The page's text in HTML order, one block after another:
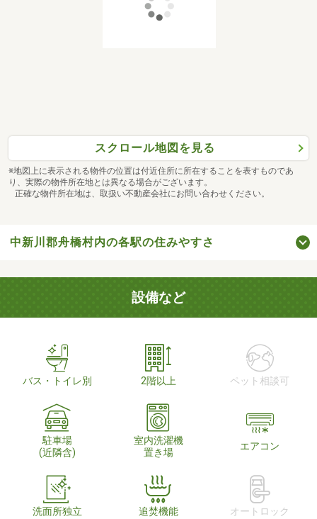
スクロール地図を見る
※地図上に表示される物件の位置は付近住所に所在することを表すものであ
り、実際の物件所在地とは異なる場合がございます。
正確な物件所在地は、取扱い不動産会社にお問い合わせください。
中新川郡舟橋村内の各駅の住みやすさ
設備など
バス・トイレ別 2階以上 ペット相談可
駐車場
(近隣含)
室内洗濯機
置き場
エアコン
洗面所独立 追焚機能 オートロック